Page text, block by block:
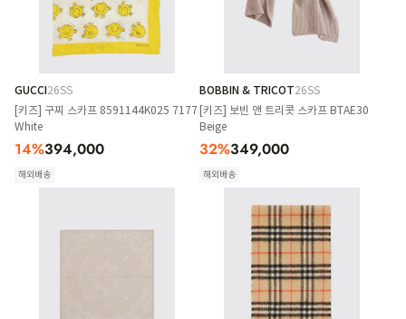
GUCCI26SS
[키즈] 구찌 스카프 8591144K025 7177
White
14%394,000
해외배송
BOBBIN & TRICOT26SS
[키즈] 보빈 앤 트리콧 스카프 BTAE30
Beige
32%349,000
해외배송